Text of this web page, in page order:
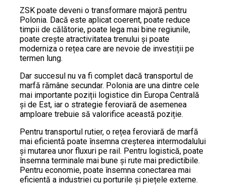
ZSK poate deveni o transformare majoră pentru
Polonia. Dacă este aplicat coerent, poate reduce
timpii de călătorie, poate lega mai bine regiunile,
poate crește atractivitatea trenului și poate
moderniza o rețea care are nevoie de investiții pe
termen lung.
Dar succesul nu va fi complet dacă transportul de
marfă rămâne secundar. Polonia are una dintre cele
mai importante poziții logistice din Europa Centrală
și de Est, iar o strategie feroviară de asemenea
amploare trebuie să valorifice această poziție.
Pentru transportul rutier, o rețea feroviară de marfă
mai eficientă poate însemna creșterea intermodalului
și mutarea unor fluxuri pe rail. Pentru logistică, poate
însemna terminale mai bune și rute mai predictibile.
Pentru economie, poate însemna conectarea mai
eficientă a industriei cu porturile și piețele externe.